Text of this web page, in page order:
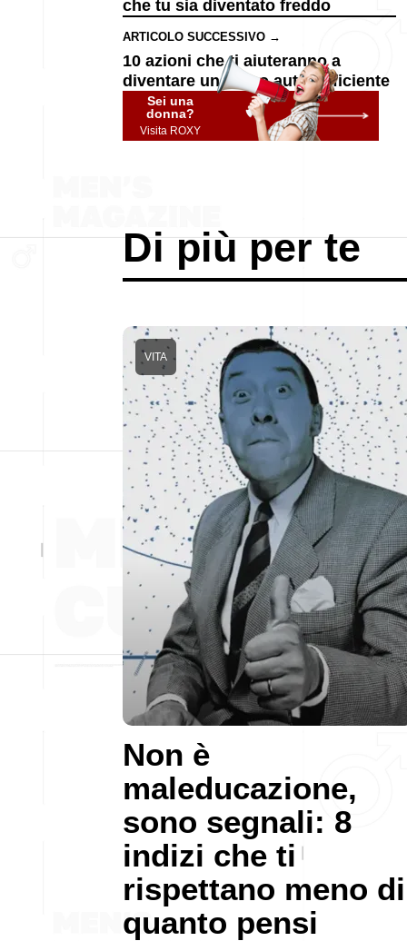
che tu sia diventato freddo
ARTICOLO SUCCESSIVO →
10 azioni che ti aiuteranno a
diventare un uomo autosufficiente
Sei una
donna?
Visita ROXY
Di più per te
Non è
maleducazione,
sono segnali: 8
indizi che ti
rispettano meno di
quanto pensi
VITA